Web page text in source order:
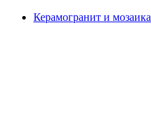
Керамогранит и мозаика